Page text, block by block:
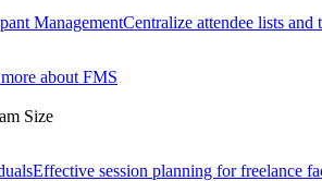
ManagementCentralize attendee lists and
about FMS
Size
Effective session planning for freelance